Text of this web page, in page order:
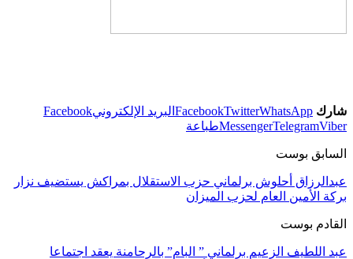
شارك FacebookTwitterWhatsApp البريد الإلكترونيFacebook
MessengerTelegramViber طباعة
السابق بوست
عبدالرزاق أحلوش برلماني حزب الاستقلال بمراكش يستضيف نزار
بركة الأمين العام لحزب الميزان
القادم بوست
عبد اللطيف الزعيم برلماني ” البام” بالرحامنة يعقد اجتماعا